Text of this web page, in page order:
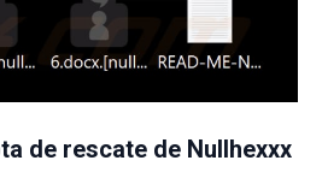
de rescate de Nullhexxx